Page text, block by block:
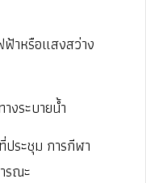
ฟ้าหรือแสงสว่าง
งระบายน้ำ
ระชุม การกีฬา
รณะ